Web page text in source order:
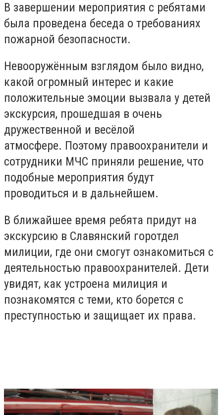
В завершении мероприятия с ребятами
была проведена беседа о требованиях
пожарной безопасности.
Невооружённым взглядом было видно,
какой огромный интерес и какие
положительные эмоции вызвала у детей
экскурсия, прошедшая в очень
дружественной и весёлой
атмосфере. Поэтому правоохранители и
сотрудники МЧС приняли решение, что
подобные мероприятия будут
проводиться и в дальнейшем.
В ближайшее время ребята придут на
экскурсию в Славянский горотдел
милиции, где они смогут ознакомиться с
деятельностью правоохранителей. Дети
увидят, как устроена милиция и
познакомятся с теми, кто борется с
преступностью и защищает их права.